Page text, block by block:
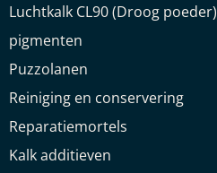
Luchtkalk CL90 (Droog poeder)
pigmenten
Puzzolanen
Reiniging en conservering
Reparatiemortels
Kalk additieven